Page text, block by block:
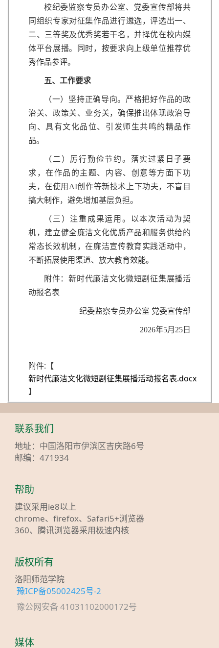
校纪委监察专员办公室、党委宣传部将共
同组织专家对征集作品进行遴选，评选出一、
二、三等奖及优秀奖若干名，并择优在校内媒
体平台展播。同时，按要求向上级单位推荐优
秀作品参评。
五、工作要求
（一）坚持正确导向。严格把好作品的政
治关、政策关、业务关，确保推出体现政治导
向、具有文化品位、引发师生共鸣的精品作
品。
（二）厉行勤俭节约。落实过紧日子要
求，在作品的主题、内容、创意等方面下功
夫，在使用AI创作等新技术上下功夫，不盲目
搞大制作，避免增加基层负担。
（三）注重成果运用。以本次活动为契
机，建立健全廉洁文化优质产品和服务供给的
常态长效机制，在廉洁宣传教育实践活动中，
不断拓展使用渠道、放大教育效能。
附件：新时代廉洁文化微短剧征集展播活
动报名表
纪委监察专员办公室 党委宣传部
2026年5月25日
附件:【
新时代廉洁文化微短剧征集展播活动报名表.docx
】
联系我们
地址：中国洛阳市伊滨区吉庆路6号
邮编：471934
帮助
建议采用ie8以上
chrome、firefox、Safari5+浏览器
360、腾讯浏览器采用极速内核
版权所有
洛阳师范学院
豫ICP备05002425号-2
豫公网安备 41031102000172号
媒体